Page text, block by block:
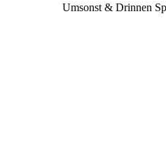
Umsonst & Drinnen